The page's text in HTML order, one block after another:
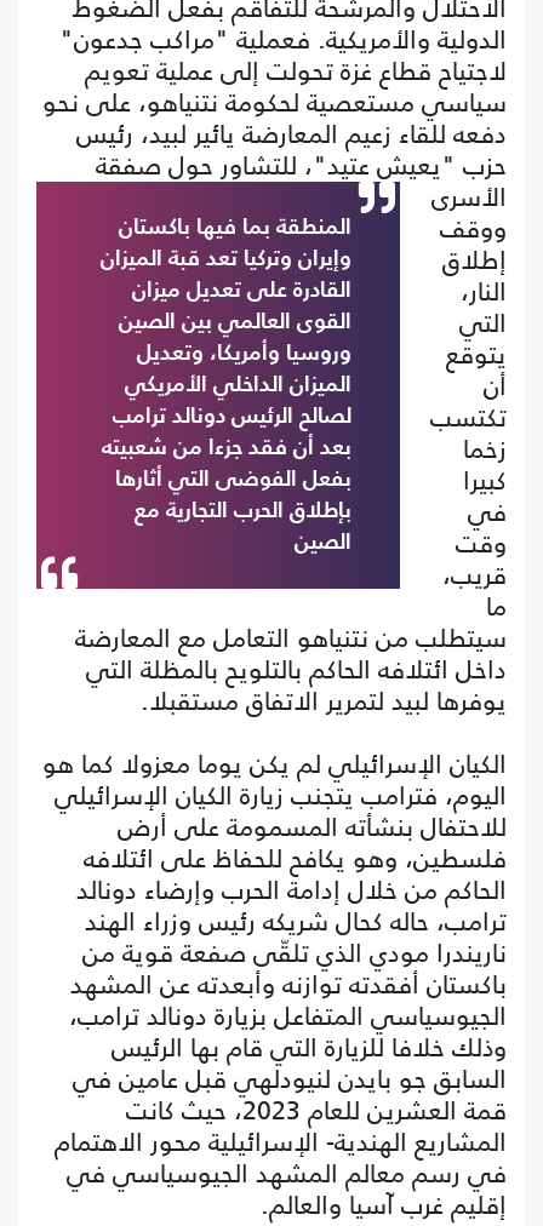
الدولية والأمريكية. فعملية "مراكب جدعون"
لاجتياح قطاع غزة تحولت إلى عملية تعويم
سياسي مستعصية لحكومة نتنياهو، على نحو
دفعه للقاء زعيم المعارضة يائير لبيد، رئيس
حزب "يعيش عتيد"،
المنطقة بما فيها باكستان
وإيران وتركيا تعد قبة الميزان
القادرة على تعديل ميزان
القوى العالمي بين الصين
وروسيا وأمريكا، وتعديل
الميزان الداخلي الأمريكي
لصالح الرئيس دونالد ترامب
بعد أن فقد جزءا من شعبيته
بفعل الفوضى التي أثارها
بإطلاق الحرب التجارية مع
الصين
للتشاور حول صفقة
الأسرى
ووقف
إطلاق
النار،
التي
يتوقع
أن
تكتسب
زخما
كبيرا
في
وقت
قريب،
ما
سيتطلب من نتنياهو التعامل مع المعارضة
داخل ائتلافه الحاكم بالتلويح بالمظلة التي
يوفرها لبيد لتمرير الاتفاق مستقبلا.
الكيان الإسرائيلي لم يكن يوما معزولا كما هو
اليوم، فترامب يتجنب زيارة الكيان الإسرائيلي
للاحتفال بنشأته المسمومة على أرض
فلسطين، وهو يكافح للحفاظ على ائتلافه
الحاكم من خلال إدامة الحرب وإرضاء دونالد
ترامب، حاله كحال شريكه رئيس وزراء الهند
ناريندرا مودي الذي تلقّى صفعة قوية من
باكستان أفقدته توازنه وأبعدته عن المشهد
الجيوسياسي المتفاعل بزيارة دونالد ترامب،
وذلك خلافا للزيارة التي قام بها الرئيس
السابق جو بايدن لنيودلهي قبل عامين في
قمة العشرين للعام 2023، حيث كانت
المشاريع الهندية- الإسرائيلية محور الاهتمام
في رسم معالم المشهد الجيوسياسي في
إقليم غرب آسيا والعالم.